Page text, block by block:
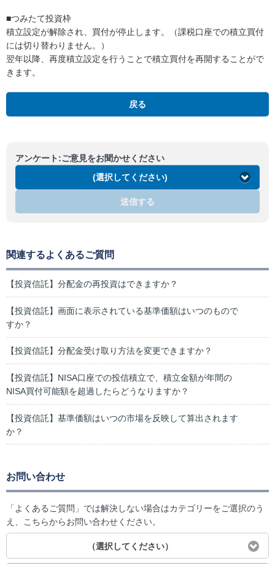
■つみたて投資枠
積立設定が解除され、買付が停止します。（課税口座での積立買付
には切り替わりません。）
翌年以降、再度積立設定を行うことで積立買付を再開することがで
きます。
戻る
アンケート:ご意見をお聞かせください
(選択してください)
送信する
関連するよくあるご質問
【投資信託】分配金の再投資はできますか？
【投資信託】画面に表示されている基準価額はいつのもので
すか？
【投資信託】分配金受け取り方法を変更できますか？
【投資信託】NISA口座での投信積立で、積立金額が年間の
NISA買付可能額を超過したらどうなりますか？
【投資信託】基準価額はいつの市場を反映して算出されます
か？
お問い合わせ
「よくあるご質問」では解決しない場合はカテゴリーをご選択のう
え、こちらからお問い合わせください。
（選択してください）